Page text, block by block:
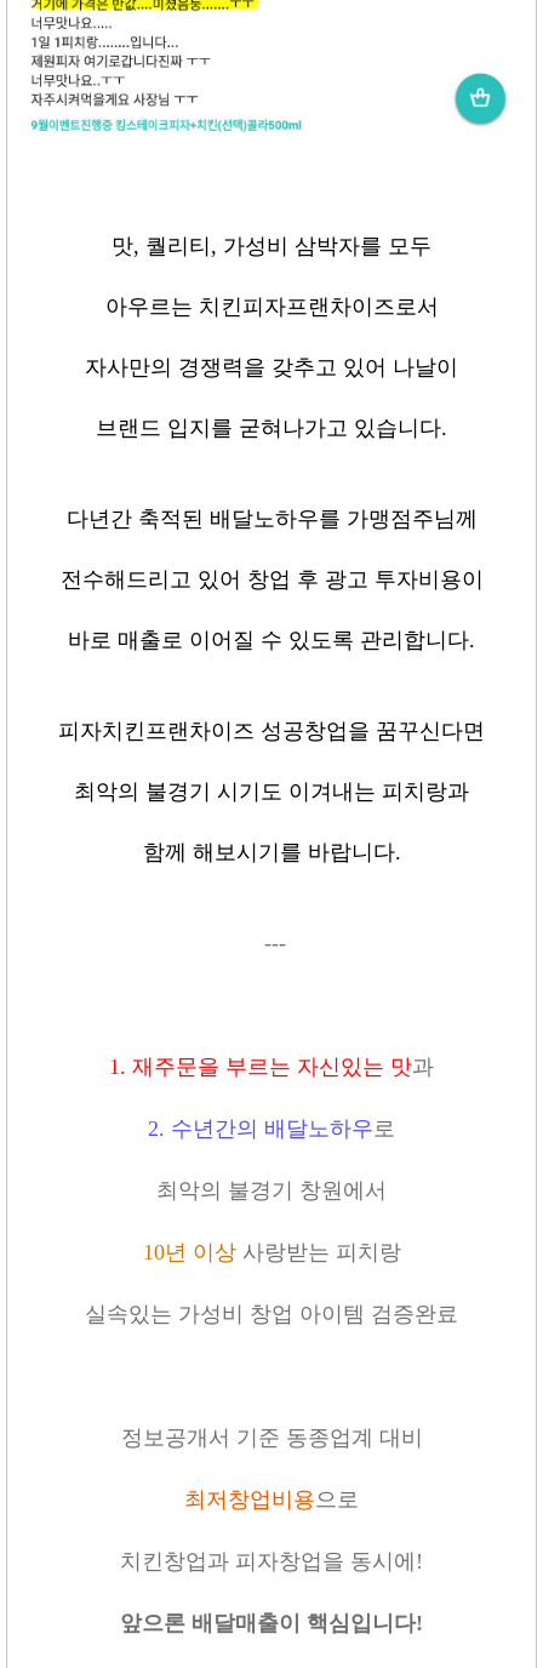
맛, 퀄리티 , 가성비 삼박자를 모두
아우르는 치킨피자프랜차이즈로서
자사만의 경쟁력을 갖추고 있어 나날이
브랜드 입지를 굳혀나가고 있습니다.
다년간 축적된 배달노하우를 가맹점주님께
전수해드리고 있어 창업 후 광고 투자비용이
바로 매출로 이어질 수 있도록 관리합니다.
피자치킨프랜차이즈 성공창업을 꿈꾸신다면
최악의 불경기 시기도 이겨내는 피치랑과
함께 해보시기를 바랍니다.
---
1. 재주문을 부르는 자신있는 맛과
2. 수년간의 배달노하우로
최악의 불경기 창원에서
10년 이상 사랑받는 피치랑
실속있는 가성비 창업 아이템 검증완료
정보공개서 기준 동종업계 대비
최저창업비용으로
치킨창업과 피자창업을 동시에 !
앞으론 배달매출이 핵심입니다!